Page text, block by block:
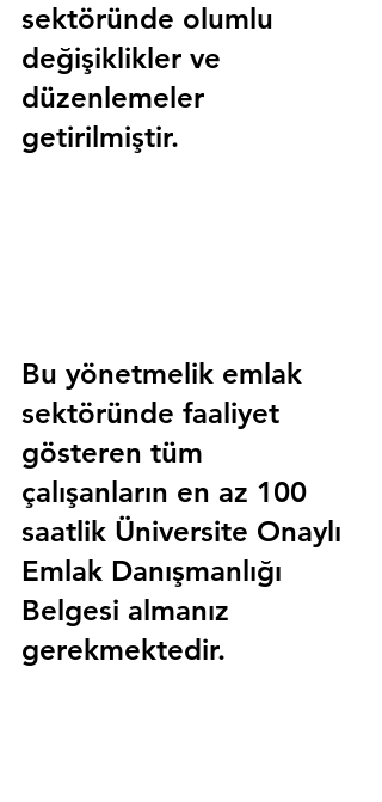
sektöründe olumlu
değişiklikler ve
düzenlemeler
getirilmiştir.
Bu yönetmelik emlak
sektöründe faaliyet
gösteren tüm
çalışanların en az 100
saatlik Üniversite Onaylı
Emlak Danışmanlığı
Belgesi almanız
gerekmektedir.